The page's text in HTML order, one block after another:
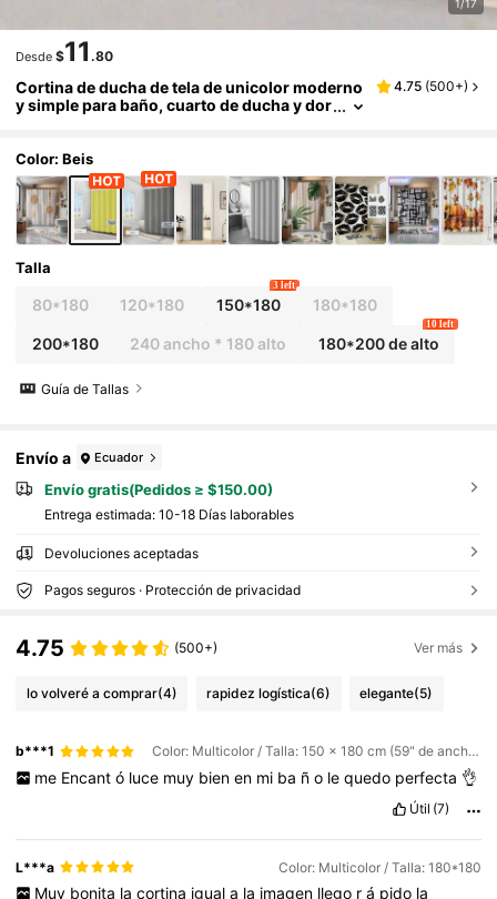
1/17
Desde $11 .80
Cortina de ducha de tela de unicolor moderno
y simple para baño, cuarto de ducha y dor
4.75 (500+)
Color: Beis
Talla
80*180 120*180 150*180
3 left
180*180
200*180 240 ancho * 180 alto 180*200 de alto
10 left
Guía de Tallas
Envío a Ecuador
Envío gratis(Pedidos ≥ $150.00)
Entrega estimada: 10-18 Días laborables
Devoluciones aceptadas
Pagos seguros · Protección de privacidad
4.75 (500+) Ver más
lo volveré a comprar(4) rapidez logística(6) elegante(5)
b***1 Color: Multicolor / Talla: 150 x 180 cm (59" de ancho x 71" de largo)
me Encant ó luce muy bien en mi ba ñ o le quedo perfecta 👌
Útil (7)
L***a Color: Multicolor / Talla: 180*180
Muy bonita la cortina igual a la imagen llego r á pido la